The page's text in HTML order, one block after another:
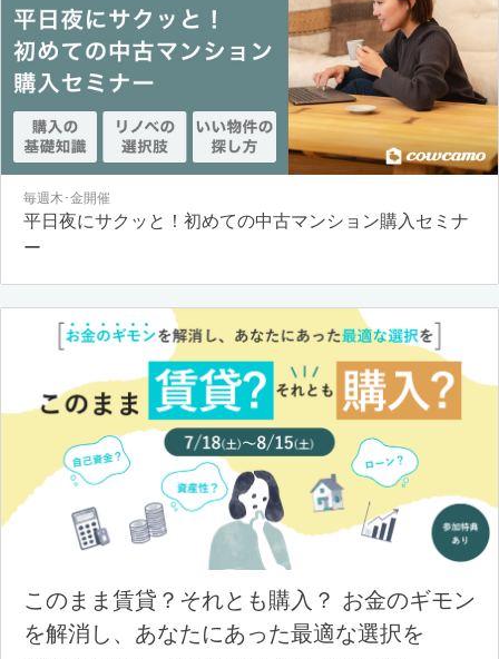
毎週木･金開催
平日夜にサクッと！初めての中古マンション購入セミナ
ー
このまま賃貸？それとも購入？ お金のギモン
を解消し、あなたにあった最適な選択を